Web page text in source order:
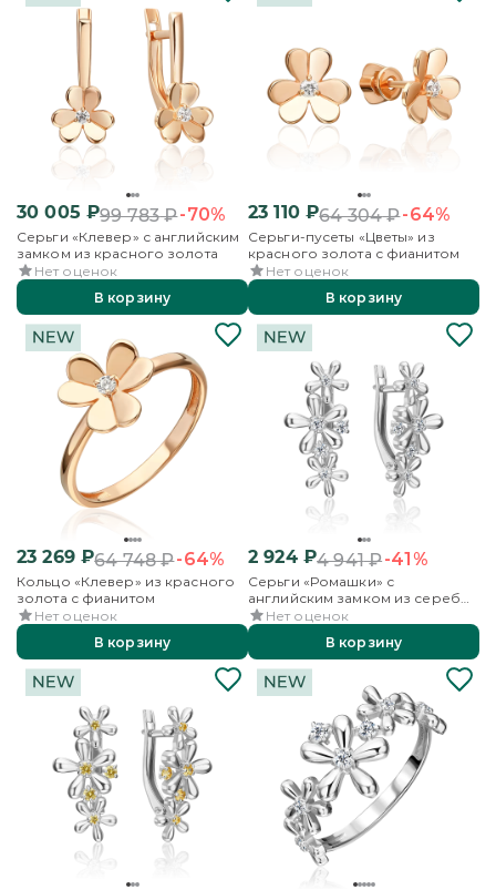
30 005 ₽99 783₽-70%
Серьги «Клевер» с английским
замком из красного золота
Нет оценок
В корзину
23 110₽64 304₽-64%
Серьги-пусеты «Цветы» из
красного золота с фианитом
Нет оценок
В корзину
23 269₽64 748₽-64%
Кольцо «Клевер» из красного
золота с фианитом
Нет оценок
В корзину
2 924₽4 941₽-41%
Серьги «Ромашки» с
английским замком из серебра
с фианитами
Нет оценок
В корзину